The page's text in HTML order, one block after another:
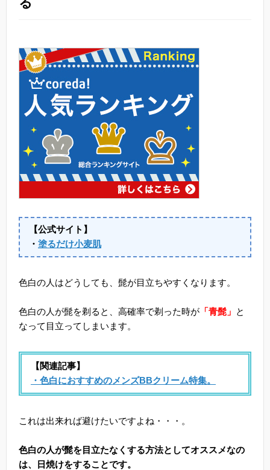
【公式サイト】
・ 塗るだけ小麦肌
色白の人はどうしても、髭が目立ちやすくなります。
色白の人が髭を剃ると、高確率で剃った時が 「青髭」 と
なって目立ってしまいます。
【関連記事】
・色白におすすめのメンズBBクリーム特集。
これは出来れば避けたいですよね・・・。
色白の人が髭を目立たなくする方法としてオススメなの
は、日焼けをすることです。